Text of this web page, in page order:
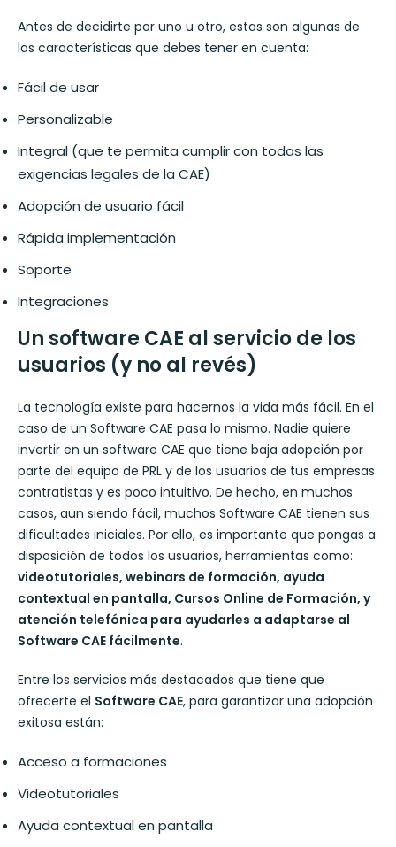
Antes de decidirte por uno u otro, estas son algunas de
las características que debes tener en cuenta:
Fácil de usar
Personalizable
Integral (que te permita cumplir con todas las
exigencias legales de la CAE)
Adopción de usuario fácil
Rápida implementación
Soporte
Integraciones
Un software CAE al servicio de los
usuarios (y no al revés)
La tecnología existe para hacernos la vida más fácil. En el
caso de un Software CAE pasa lo mismo. Nadie quiere
invertir en un software CAE que tiene baja adopción por
parte del equipo de PRL y de los usuarios de tus empresas
contratistas y es poco intuitivo. De hecho, en muchos
casos, aun siendo fácil, muchos Software CAE tienen sus
dificultades iniciales. Por ello, es importante que pongas a
disposición de todos los usuarios, herramientas como:
videotutoriales, webinars de formación, ayuda
contextual en pantalla, Cursos Online de Formación, y
atención telefónica para ayudarles a adaptarse al
Software CAE fácilmente.
Entre los servicios más destacados que tiene que
ofrecerte el Software CAE, para garantizar una adopción
exitosa están:
Acceso a formaciones
Videotutoriales
Ayuda contextual en pantalla